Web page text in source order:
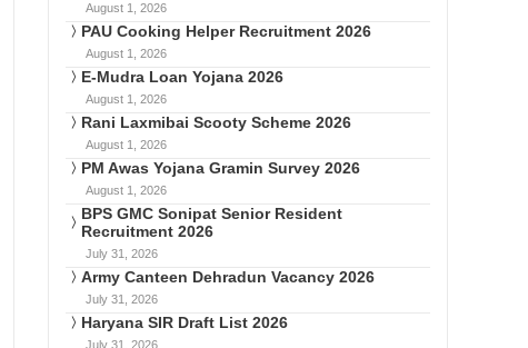
August 1, 2026
PAU Cooking Helper Recruitment 2026
August 1, 2026
E-Mudra Loan Yojana 2026
August 1, 2026
Rani Laxmibai Scooty Scheme 2026
August 1, 2026
PM Awas Yojana Gramin Survey 2026
August 1, 2026
BPS GMC Sonipat Senior Resident
Recruitment 2026
July 31, 2026
Army Canteen Dehradun Vacancy 2026
July 31, 2026
Haryana SIR Draft List 2026
July 31, 2026